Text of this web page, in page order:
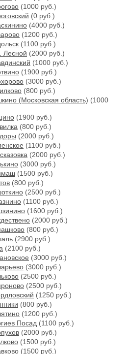
(1000 руб.)
(0 руб.)
(4000 руб.)
(1200 руб.)
(1100 руб.)
Лесной (2000 руб.)
(1000 руб.)
(1900 руб.)
(3000 руб.)
(800 руб.)
(Московская область) (1000
(1900 руб.)
(800 руб.)
(2000 руб.)
(1100 руб.)
(2000 руб.)
(3000 руб.)
(1500 руб.)
(800 руб.)
(2500 руб.)
(1100 руб.)
(1600 руб.)
(2000 руб.)
(800 руб.)
(2900 руб.)
(2100 руб.)
(3000 руб.)
(3000 руб.)
(2500 руб.)
(2500 руб.)
(1250 руб.)
(800 руб.)
(1200 руб.)
Посад (1100 руб.)
(2000 руб.)
(1500 руб.)
(1500 руб.)